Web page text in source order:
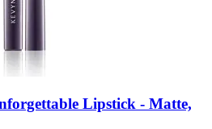
Lipstick -​ Matte,